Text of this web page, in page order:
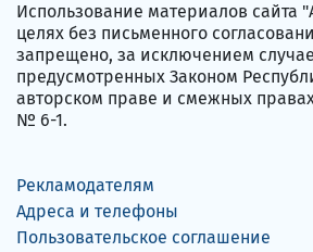
Использование материалов
целях без письменного
запрещено, за исключением
предусмотренных Законом
авторском праве и смежных
№ 6-1.
Рекламодателям
Адреса и телефоны
Пользовательское соглашение